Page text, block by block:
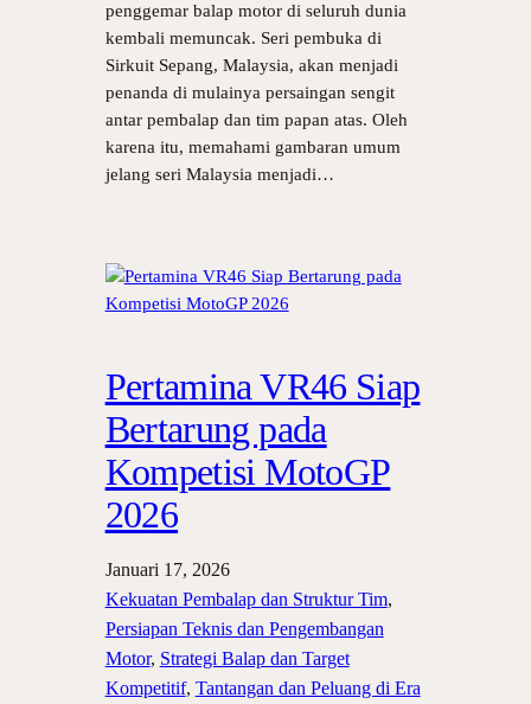
penggemar balap motor di seluruh dunia
kembali memuncak. Seri pembuka di
Sirkuit Sepang, Malaysia, akan menjadi
penanda di mulainya persaingan sengit
antar pembalap dan tim papan atas. Oleh
karena itu, memahami gambaran umum
jelang seri Malaysia menjadi…
Pertamina VR46 Siap
Bertarung pada
Kompetisi MotoGP
2026
Januari 17, 2026
Kekuatan Pembalap dan Struktur Tim
Persiapan Teknis dan Pengembangan
Motor, Strategi Balap dan Target
Kompetitif, Tantangan dan Peluang di Era